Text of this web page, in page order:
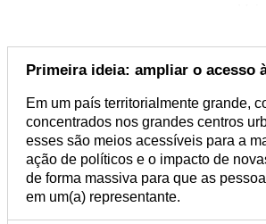
Primeira ideia: ampliar o acesso
Em um país territorialmente grande,
concentrados nos grandes centros
esses são meios acessíveis para a
ação de políticos e o impacto de
de forma massiva para que as
em um(a) representante.